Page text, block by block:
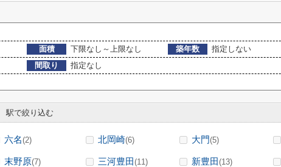
面積 下限なし～上限なし 築年数
指定しない
間取り
指定なし
駅で絞り込む
六名(2) 北岡崎(6) 大門(5)
末野原(7) 三河豊田(11) 新豊田(13)